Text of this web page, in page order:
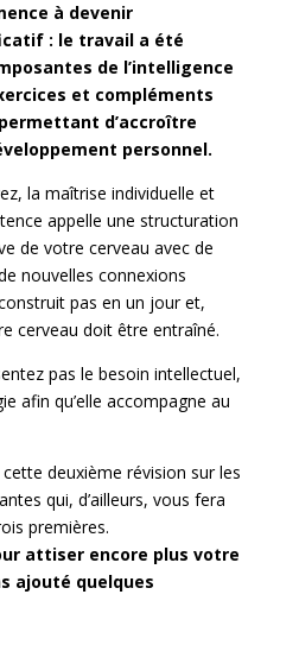
à devenir
: le travail a été
de l’intelligence
et compléments
d’accroître
personnel.
la maîtrise individuelle et
appelle une structuration
de votre cerveau avec de
nouvelles connexions
pas en un jour et,
cerveau doit être entraîné.
pas le besoin intellectuel,
afin qu’elle accompagne au
deuxième révision sur les
qui, d’ailleurs, vous fera
premières.
attiser encore plus votre
ajouté quelques